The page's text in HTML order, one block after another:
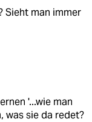
Sieht man immer
'...wie man
was sie da redet?